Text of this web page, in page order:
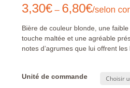
3,30€– 6,80€/selon
Bière de couleur blonde, une
touche maltée et une agréable
notes d’agrumes que lui offrent les
Unité de commande